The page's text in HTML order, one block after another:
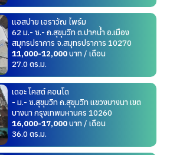
แอสปาย เอราวัณ ไพร์ม
62 ม.- ซ.- ถ.สุขุมวิท ต.ปากน้ำ อ.เมือง
สมุทรปราการ จ.สมุทรปราการ 10270
11,000-12,000บาท / เดือน
27.0 ตร.ม.
เดอะ โคสต์ คอนโด
- ม.- ซ.สุขุมวิท ถ.สุขุมวิท แขวงบางนา เขต
บางนา กรุงเทพมหานคร 10260
16,000-17,000บาท / เดือน
36.0 ตร.ม.